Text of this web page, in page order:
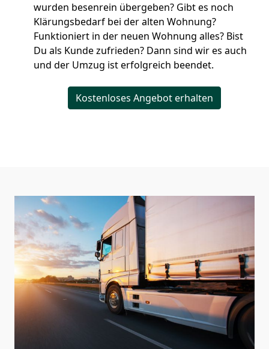
wurden besenrein übergeben? Gibt es noch
Klärungsbedarf bei der alten Wohnung?
Funktioniert in der neuen Wohnung alles? Bist
Du als Kunde zufrieden? Dann sind wir es auch
und der Umzug ist erfolgreich beendet.
Kostenloses Angebot erhalten